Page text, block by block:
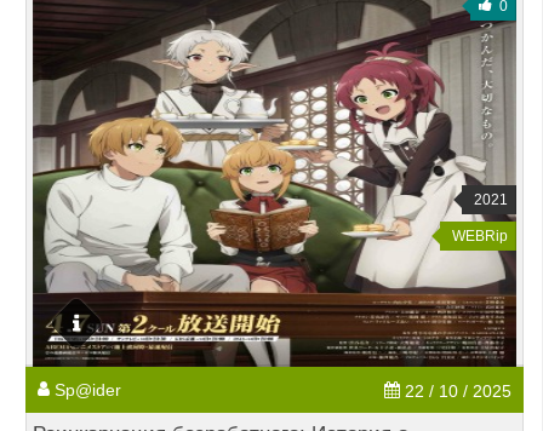
0
2021
WEBRip
Sp@ider 22 / 10 / 2025